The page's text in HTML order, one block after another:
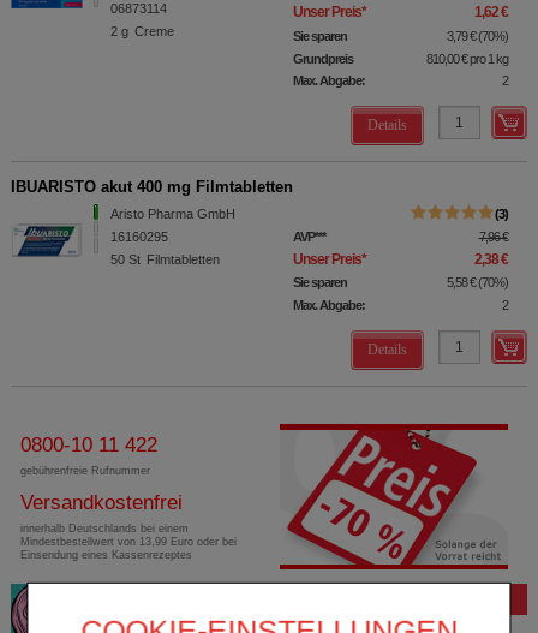
06873114
2 g Creme
Unser Preis* 1,62 €
Sie sparen 3,79 € (70%)
Grundpreis
810,00 €pro 1 kg
Max. Abgabe:
2
Details
IBUARISTO akut 400 mg Filmtabletten
Aristo Pharma GmbH
16160295
50 St Filmtabletten
3
AVP*** 7,96 €
Unser Preis* 2,38 €
Sie sparen 5,58 € (70%)
Max. Abgabe:
2
Details
0800-10 11 422
gebührenfreie Rufnummer
Versandkostenfrei
innerhalb Deutschlands bei einem
Mindestbestellwert von 13,99 Euro oder bei
Einsendung eines Kassenrezeptes